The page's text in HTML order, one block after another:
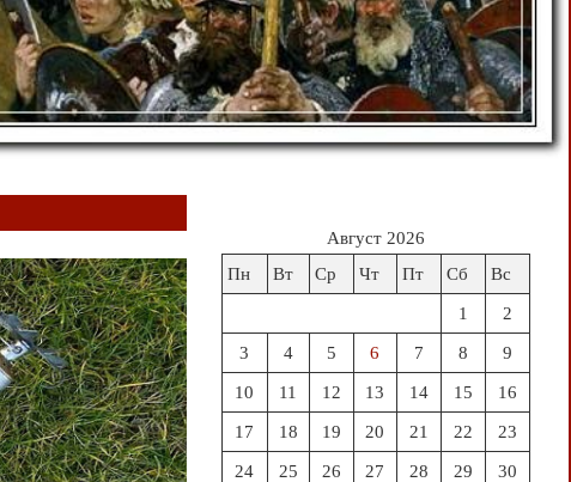
Август 2026
Пн
Вт Ср Чт Пт Сб Вс
1 2
3 4 5 6 7 8 9
10 11 12 13 14 15 16
17 18 19 20 21 22 23
24 25 26 27 28 29 30